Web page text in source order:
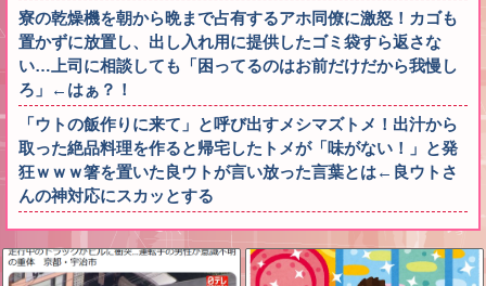
寮の乾燥機を朝から晩まで占有するアホ同僚に激怒！カゴも
置かずに放置し、出し入れ用に提供したゴミ袋すら返さな
い…上司に相談しても「困ってるのはお前だけだから我慢し
ろ」←はぁ？！
「ウトの飯作りに来て」と呼び出すメシマズトメ！出汁から
取った絶品料理を作ると帰宅したトメが「味がない！」と発
狂ｗｗｗ箸を置いた良ウトが言い放った言葉とは←良ウトさ
んの神対応にスカッとする